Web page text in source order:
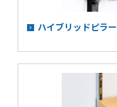
ハイブリッドピラー